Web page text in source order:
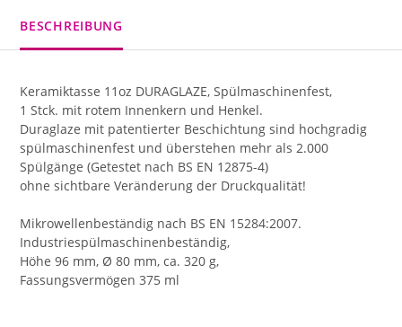
BESCHREIBUNG
Keramiktasse 11oz DURAGLAZE, Spülmaschinenfest,
1 Stck. mit rotem Innenkern und Henkel.
Duraglaze mit patentierter Beschichtung sind hochgradig
spülmaschinenfest und überstehen mehr als 2.000
Spülgänge (Getestet nach BS EN 12875-4)
ohne sichtbare Veränderung der Druckqualität!
Mikrowellenbeständig nach BS EN 15284:2007.
Industriespülmaschinenbeständig,
Höhe 96 mm, Ø 80 mm, ca. 320 g,
Fassungsvermögen 375 ml